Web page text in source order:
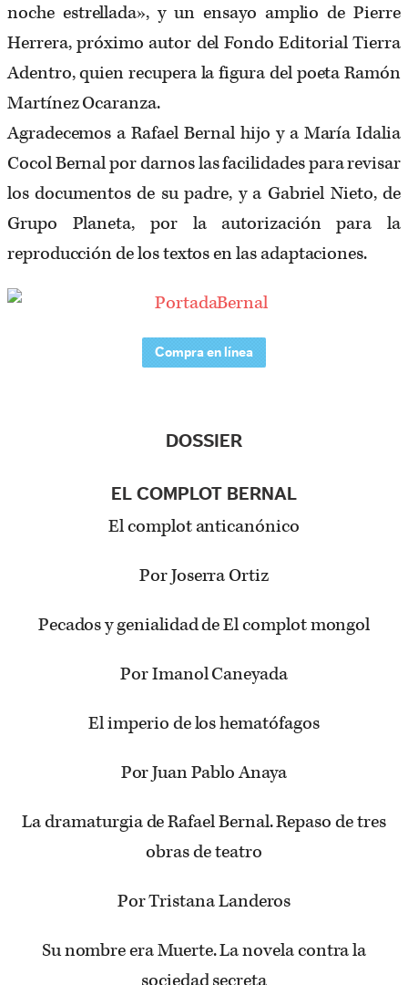
noche estrellada», y un ensayo amplio de Pierre
Herrera, próximo autor del Fondo Editorial Tierra
Adentro, quien recupera la figura del poeta Ramón
Martínez Ocaranza.
Agradecemos a Rafael Bernal hijo y a María Idalia
Cocol Bernal por darnos las facilidades para revisar
los documentos de su padre, y a Gabriel Nieto, de
Grupo Planeta, por la autorización para la
reproducción de los textos en las adaptaciones.
Compra en línea
DOSSIER
EL COMPLOT BERNAL
El complot anticanónico
Por Joserra Ortiz
Pecados y genialidad de El complot mongol
Por Imanol Caneyada
El imperio de los hematófagos
Por Juan Pablo Anaya
La dramaturgia de Rafael Bernal. Repaso de tres
obras de teatro
Por Tristana Landeros
Su nombre era Muerte. La novela contra la